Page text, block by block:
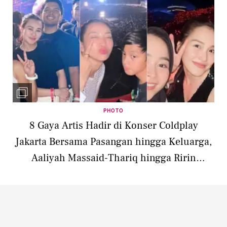
PHOTO
8 Gaya Artis Hadir di Konser Coldplay
Jakarta Bersama Pasangan hingga Keluarga,
Aaliyah Massaid-Thariq hingga Ririn